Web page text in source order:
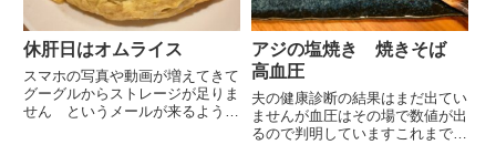
休肝日はオムライス
スマホの写真や動画が増えてきて
グーグルからストレージが足りま
せん というメールが来るように
アジの塩焼き 焼きそば
高血圧
夫の健康診断の結果はまだ出てい
ませんが血圧はその場で数値が出
るので判明していますこれまでの